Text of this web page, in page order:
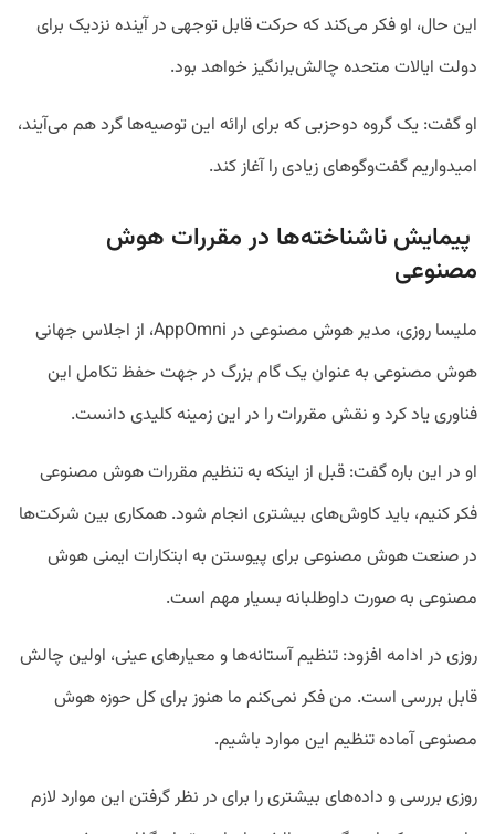
این حال، او فکر می‌کند که حرکت قابل توجهی در آینده نزدیک برای
دولت ایالات متحده چالش‌برانگیز خواهد بود.
او گفت: یک گروه دوحزبی که برای ارائه این توصیه‌ها گرد هم می‌آیند،
امیدواریم گفت‌وگوهای زیادی را آغاز کند.
پیمایش ناشناخته‌ها در مقررات هوش
مصنوعی
ملیسا روزی، مدیر هوش مصنوعی در AppOmni، از اجلاس جهانی
هوش مصنوعی به عنوان یک گام بزرگ در جهت حفظ تکامل این
فناوری یاد کرد و نقش مقررات را در این زمینه کلیدی دانست.
او در این باره گفت: قبل از اینکه به تنظیم مقررات هوش مصنوعی
فکر کنیم، باید کاوش‌های بیشتری انجام شود. همکاری بین شرکت‌ها
در صنعت هوش مصنوعی برای پیوستن به ابتکارات ایمنی هوش
مصنوعی به صورت داوطلبانه بسیار مهم است.
روزی در ادامه افزود: تنظیم آستانه‌ها و معیارهای عینی، اولین چالش
قابل بررسی است. من فکر نمی‌کنم ما هنوز برای کل حوزه هوش
مصنوعی آماده تنظیم این موارد باشیم.
روزی بررسی و داده‌های بیشتری را برای در نظر گرفتن این موارد لازم